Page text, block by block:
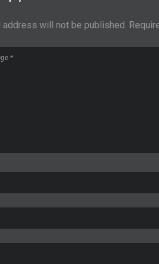
address will not be published.